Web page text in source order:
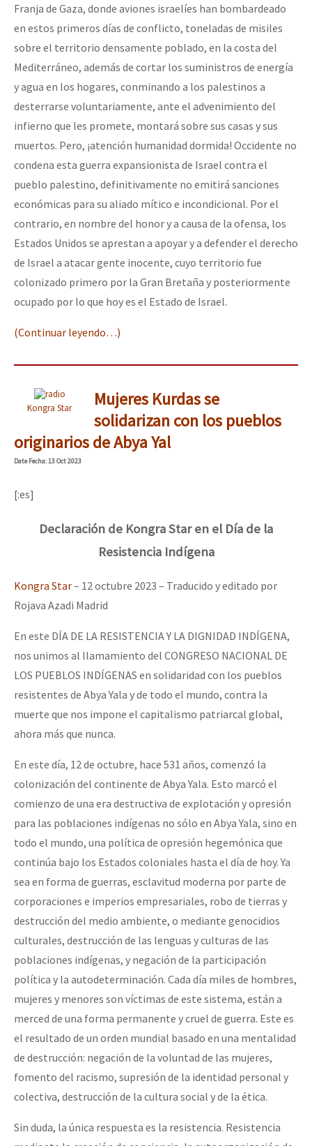
Franja de Gaza, donde aviones israelíes han bombardeado
en estos primeros días de conflicto, toneladas de misiles
sobre el territorio densamente poblado, en la costa del
Mediterráneo, además de cortar los suministros de energía
y agua en los hogares, conminando a los palestinos a
desterrarse voluntariamente, ante el advenimiento del
infierno que les promete, montará sobre sus casas y sus
muertos. Pero, ¡atención humanidad dormida! Occidente no
condena esta guerra expansionista de Israel contra el
pueblo palestino, definitivamente no emitirá sanciones
económicas para su aliado mítico e incondicional. Por el
contrario, en nombre del honor y a causa de la ofensa, los
Estados Unidos se aprestan a apoyar y a defender el derecho
de Israel a atacar gente inocente, cuyo territorio fue
colonizado primero por la Gran Bretaña y posteriormente
ocupado por lo que hoy es el Estado de Israel.
(Continuar leyendo…)
Kongra Star
Mujeres Kurdas se
solidarizan con los pueblos
originarios de Abya Yal
DateFecha: 13 Oct 2023
[:es]
Declaración de Kongra Star en el Día de la
Resistencia Indígena
Kongra Star– 12 octubre 2023 – Traducido y editado por
Rojava Azadi Madrid
En este DÍA DE LA RESISTENCIA Y LA DIGNIDAD INDÍGENA,
nos unimos al llamamiento del CONGRESO NACIONAL DE
LOS PUEBLOS INDÍGENAS en solidaridad con los pueblos
resistentes de Abya Yala y de todo el mundo, contra la
muerte que nos impone el capitalismo patriarcal global,
ahora más que nunca.
En este día, 12 de octubre, hace 531 años, comenzó la
colonización del continente de Abya Yala. Esto marcó el
comienzo de una era destructiva de explotación y opresión
para las poblaciones indígenas no sólo en Abya Yala, sino en
todo el mundo, una política de opresión hegemónica que
continúa bajo los Estados coloniales hasta el día de hoy. Ya
sea en forma de guerras, esclavitud moderna por parte de
corporaciones e imperios empresariales, robo de tierras y
destrucción del medio ambiente, o mediante genocidios
culturales, destrucción de las lenguas y culturas de las
poblaciones indígenas, y negación de la participación
política y la autodeterminación. Cada día miles de hombres,
mujeres y menores son víctimas de este sistema, están a
merced de una forma permanente y cruel de guerra. Este es
el resultado de un orden mundial basado en una mentalidad
de destrucción: negación de la voluntad de las mujeres,
fomento del racismo, supresión de la identidad personal y
colectiva, destrucción de la cultura social y de la ética.
Sin duda, la única respuesta es la resistencia. Resistencia